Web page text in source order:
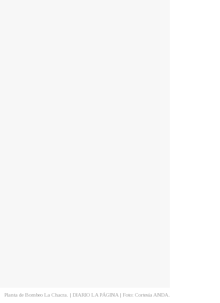
Planta de Bombeo La Chacra. | DIARIO LA PÁGINA | Foto: Cortesía ANDA.